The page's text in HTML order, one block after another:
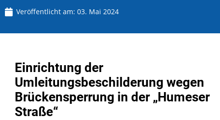
Veröffentlicht am: 03. Mai 2024
Einrichtung der
Umleitungsbeschilderung wegen
Brückensperrung in der „Humeser
Straße“